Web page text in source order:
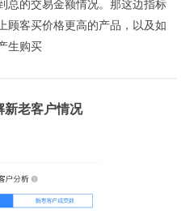
总的交易金额情况。那这边指标
顾客买价格更高的产品，以及如
生购买
新老客户情况